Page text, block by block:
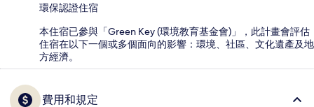
環保認證住宿
本住宿已參與「Green Key (環境教育基金會)」，此計畫會評估
住宿在以下一個或多個面向的影響：環境、社區、文化遺產及地
方經濟。
費用和規定